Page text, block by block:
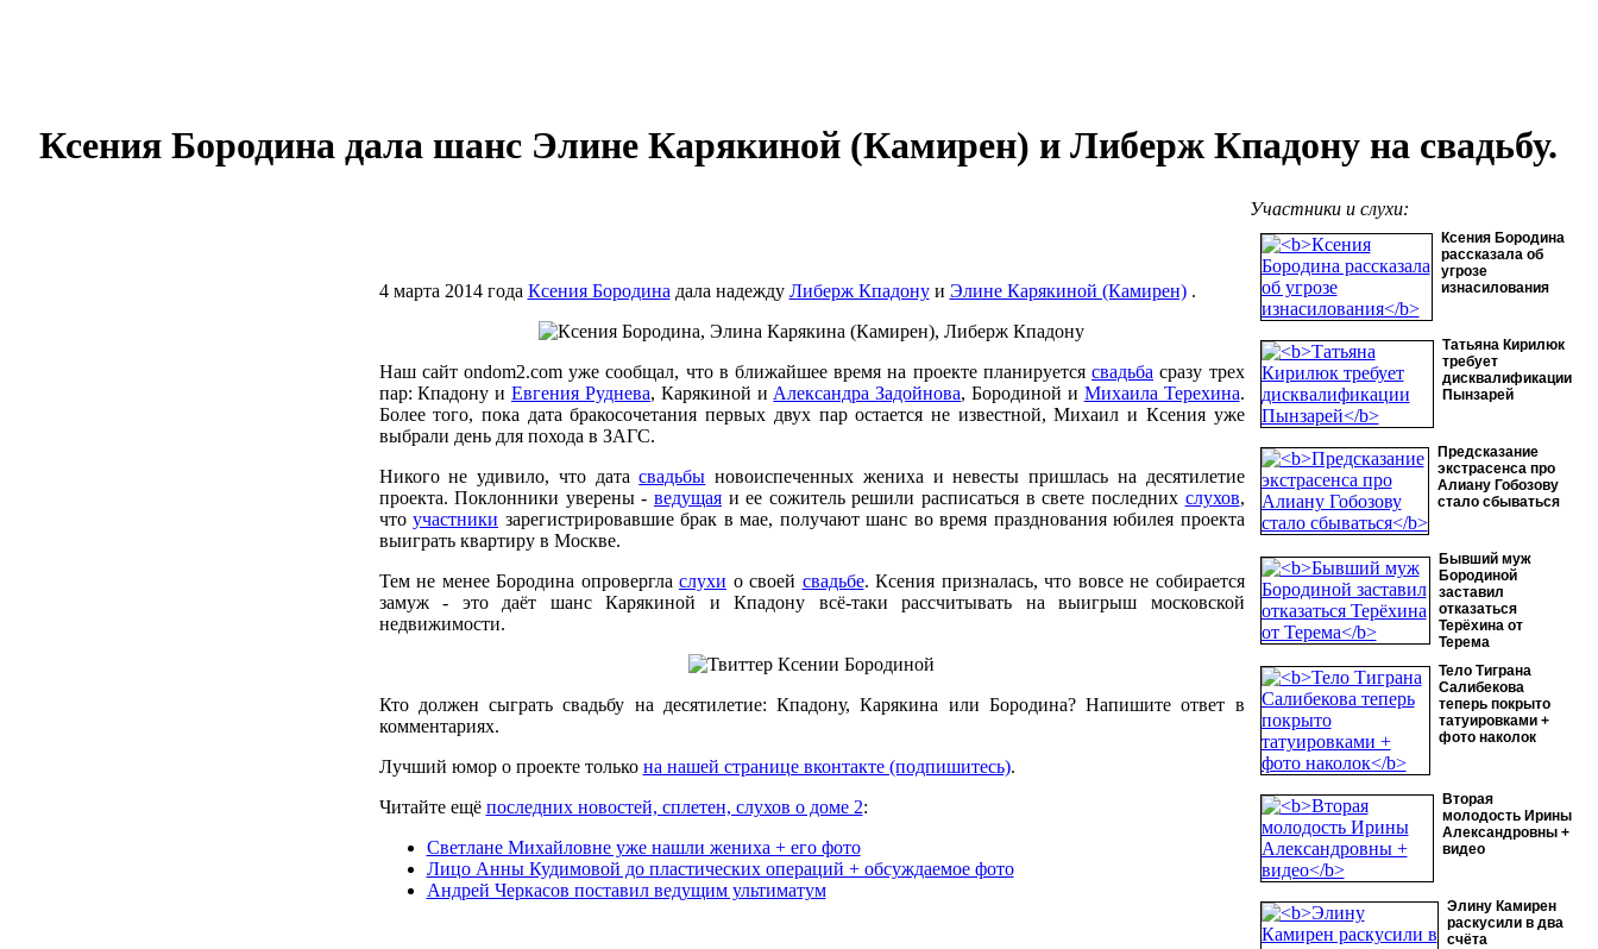
Ксения Бородина дала шанс Элине Карякиной (Камирен) и Либерж Кпадону на свадьбу.
Участники и слухи:
Ксения Бородина
рассказала об
угрозе
изнасилования
Татьяна Кирилюк
требует
дисквалификации
Пынзарей
Предсказание
экстрасенса про
Алиану Гобозову
стало сбываться
Бывший муж
Бородиной
заставил
отказаться
Терёхина от
Терема
Тело Тиграна
Салибекова
теперь покрыто
татуировками +
фото наколок
Вторая
молодость Ирины
Александровны +
видео
Элину Камирен
раскусили в два
счёта
4 марта 2014 года Ксения Бородина дала надежду Либерж Кпадонуи Элине Карякиной (Камирен).
Наш сайт ondom2.com уже сообщал, что в ближайшее время на проекте планируетсясвадьба сразу трех
пар: Кпадону и Евгения Руднева, Карякиной и Александра Задойнова, Бородиной и Михаила Терехина.
Более того, пока дата бракосочетания первых двух пар остается не известной, Михаил и Ксения уже
выбрали день для похода в ЗАГС.
Никого не удивило, что датасвадьбы новоиспеченных жениха и невесты пришлась на десятилетие
проекта. Поклонники уверены - ведущаяи ее сожитель решили расписаться в свете последних слухов,
что участники зарегистрировавшие брак в мае, получают шанс во время празднования юбилея проекта
выиграть квартиру в Москве.
Тем не менее Бородина опровергла слухи о своей свадьбе. Ксения призналась, что вовсе не собирается
замуж - это даёт шанс Карякиной и Кпадону всё-таки рассчитывать на выигрыш московской
недвижимости.
Кто должен сыграть свадьбу на десятилетие: Кпадону, Карякина или Бородина? Напишите ответ в
комментариях.
Лучший юмор о проекте только на нашей странице вконтакте (подпишитесь).
Читайте ещё последних новостей, сплетен, слухов о доме 2:
Светлане Михайловне уже нашли жениха + его фото
Лицо Анны Кудимовой до пластических операций + обсуждаемое фото
Андрей Черкасов поставил ведущим ультиматум